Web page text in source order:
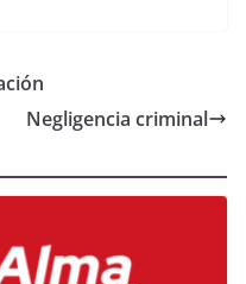
Negligencia criminal